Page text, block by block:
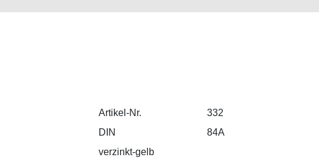
Artikel-Nr.
332
DIN
84A
verzinkt-gelb